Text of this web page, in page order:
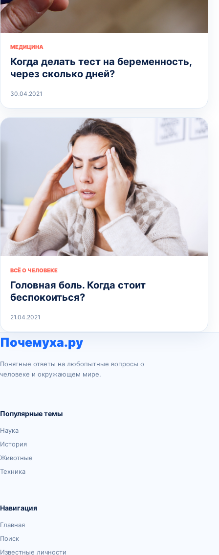
МЕДИЦИНА
Когда делать тест на беременность,
через сколько дней?
30.04.2021
ВСЁ О ЧЕЛОВЕКЕ
Головная боль. Когда стоит
беспокоиться?
21.04.2021
Почемуха.ру
Понятные ответы на любопытные вопросы о
человеке и окружающем мире.
Популярные темы
Наука
История
Животные
Техника
Навигация
Главная
Поиск
Известные личности